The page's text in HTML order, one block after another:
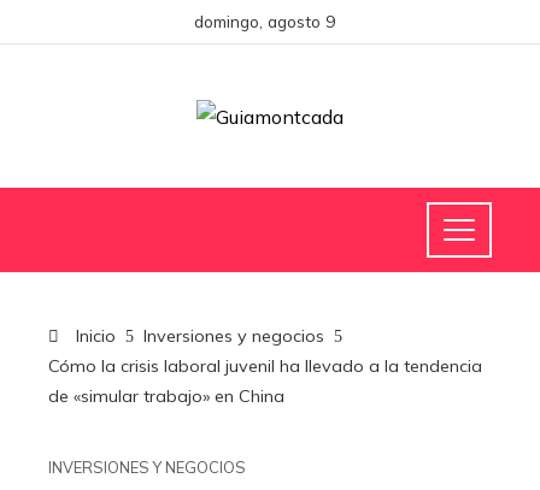
domingo, agosto 9
Inicio
Inversiones y negocios
Cómo la crisis laboral juvenil ha llevado a la tendencia
de «simular trabajo» en China
INVERSIONES Y NEGOCIOS